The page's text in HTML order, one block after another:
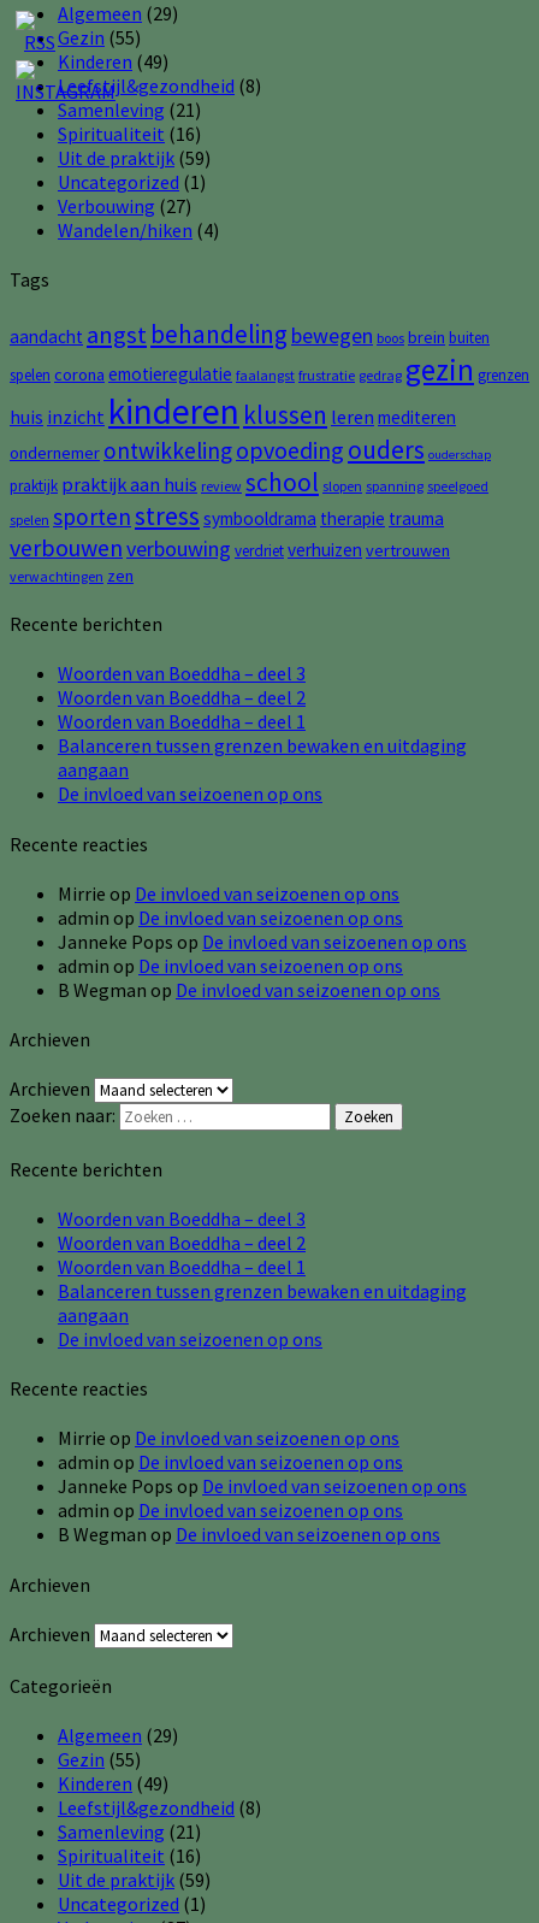
Algemeen (29)
Gezin (55)
Kinderen (49)
Leefstijl&gezondheid (8)
Samenleving (21)
Spiritualiteit (16)
Uit de praktijk (59)
Uncategorized (1)
Verbouwing (27)
Wandelen/hiken (4)
Tags
aandacht angst behandeling bewegen boos brein buiten
spelen corona emotieregulatie faalangst frustratie gedrag gezin grenzen
huis inzicht kinderen klussen leren mediteren
ondernemer ontwikkelingopvoeding ouders ouderschap
praktijk praktijk aan huis review school slopen spanning speelgoed
spelen sportenstress symbooldrama therapie trauma
verbouwenverbouwing verdrietverhuizen vertrouwen
verwachtingen zen
Recente berichten
Woorden van Boeddha – deel 3
Woorden van Boeddha – deel 2
Woorden van Boeddha – deel 1
Balanceren tussen grenzen bewaken en uitdaging
aangaan
De invloed van seizoenen op ons
Recente reacties
Mirrie op De invloed van seizoenen op ons
admin op De invloed van seizoenen op ons
Janneke Pops op De invloed van seizoenen op ons
admin op De invloed van seizoenen op ons
B Wegman op De invloed van seizoenen op ons
Archieven
Archieven
Zoeken naar:
Zoeken
Recente berichten
Woorden van Boeddha – deel 3
Woorden van Boeddha – deel 2
Woorden van Boeddha – deel 1
Balanceren tussen grenzen bewaken en uitdaging
aangaan
De invloed van seizoenen op ons
Recente reacties
Mirrie op De invloed van seizoenen op ons
admin op De invloed van seizoenen op ons
Janneke Pops op De invloed van seizoenen op ons
admin op De invloed van seizoenen op ons
B Wegman op De invloed van seizoenen op ons
Archieven
Archieven
Categorieën
Algemeen (29)
Gezin (55)
Kinderen (49)
Leefstijl&gezondheid (8)
Samenleving (21)
Spiritualiteit (16)
Uit de praktijk (59)
Uncategorized (1)